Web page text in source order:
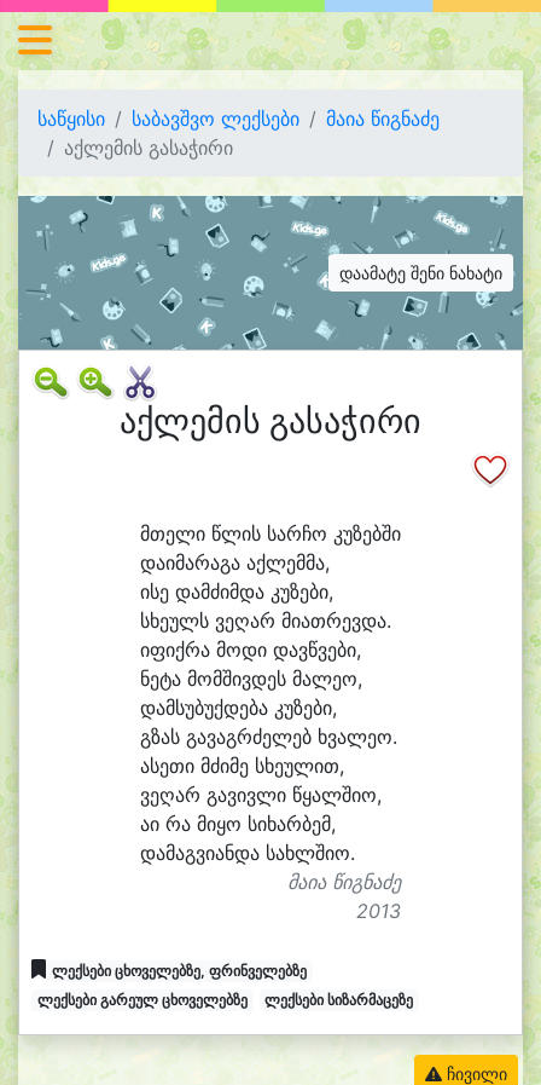
საწყისი საბავშვო ლექსები
მაია წიგნაძე
აქლემის გასაჭირი
დაამატე შენი ნახატი
აქლემის გასაჭირი
მთელი წლის სარჩო კუზებში
დაიმარაგა აქლემმა,
ისე დამძიმდა კუზები,
სხეულს ვეღარ მიათრევდა.
იფიქრა მოდი დავწვები,
ნეტა მომშივდეს მალეო,
დამსუბუქდება კუზები,
გზას გავაგრძელებ ხვალეო.
ასეთი მძიმე სხეულით,
ვეღარ გავივლი წყალშიო,
აი რა მიყო სიხარბემ,
დამაგვიანდა სახლშიო.
მაია წიგნაძე
2013
ლექსები ცხოველებზე, ფრინველებზე
ლექსები გარეულ ცხოველებზე
ლექსები სიზარმაცეზე
ჩივილი